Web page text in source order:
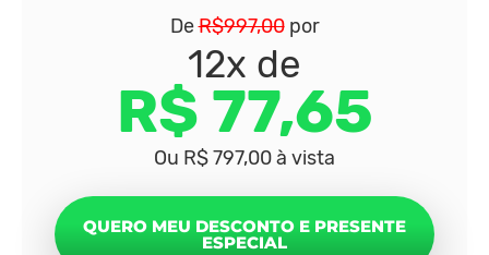
DeR$997,00por
12x de
R$ 77,65
Ou R$ 797,00 à vista
QUERO MEU DESCONTO E PRESENTE
ESPECIAL